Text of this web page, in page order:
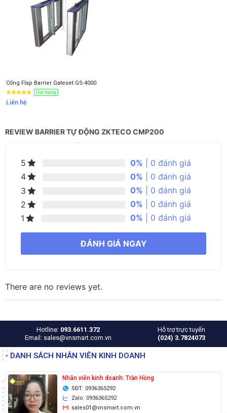
Cổng Flap Barrier Gateset GS-4000
Còn hàng
Liên hệ
REVIEW BARRIER TỰ ĐỘNG ZKTECO CMP200
5 0% | 0 đánh giá
4
0% | 0 đánh giá
3
0% | 0 đánh giá
2
0% | 0 đánh giá
1
0% | 0 đánh giá
ĐÁNH GIÁ NGAY
There are no reviews yet.
Hotline: 093.6611.372
Email: sales@vnsmart.com.vn
Hỗ trợ trực tuyến
(024) 3.7824073
- DANH SÁCH NHÂN VIÊN KINH DOANH
Nhân viên kinh doanh: Trần Hồng
SĐT: 0936365292
Zalo: 0936365292
sales01@vnsmart.com.vn